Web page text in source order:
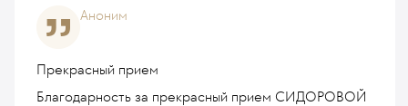
Аноним
Прекрасный прием
Благодарность за прекрасный прием СИДОРОВОЙ